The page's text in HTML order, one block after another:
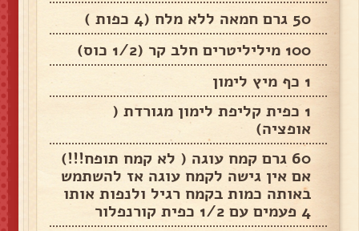
50 גרם חמאה ללא מלח (4 כפות )
100 מיליליטרים חלב קר (1/2 כוס)
1 כף מיץ לימון
1 כפית קליפת לימון מגורדת (
אופציה)
60 גרם קמח עוגה ( לא קמח תופח!!!)
אם אין גישה לקמח עוגה אז להשתמש
באותה כמות בקמח רגיל ולנפות אותו
4 פעמים עם 1/2 כפית קורנפלור